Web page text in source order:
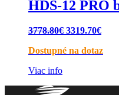
HDS-12 PRO
3778.80€ 3319.70€
Dostupné na dotaz
Viac info